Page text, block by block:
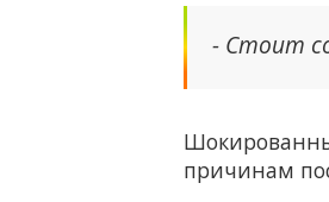
- Стоит
причинам